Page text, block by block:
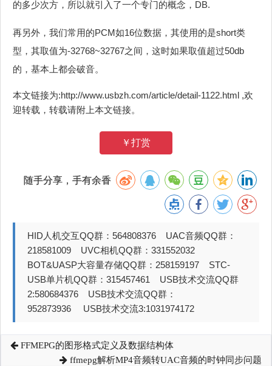
的多少次方，所以就引入了一个专门的概念，DB.
再另外，我们常用的PCM如16位数据，其使用的是short类
型，其取值为-32768~32767之间，这时如果取值超过50db
的，基本上都会破音。
本文链接为:http://www.usbzh.com/article/detail-1122.html ,欢
迎转载，转载请附上本文链接。
￥打赏
随手分享，手有余香
HID人机交互QQ群：564808376 UAC音频QQ群：
218581009 UVC相机QQ群：331552032
BOT&UASP大容量存储QQ群：258159197 STC-
USB单片机QQ群：315457461 USB技术交流QQ群
2:580684376 USB技术交流QQ群：
952873936 USB技术交流3:1031974172
FFMEPG的图形格式定义及数据结构体
ffmepg解析MP4音频转UAC音频的时钟同步问题